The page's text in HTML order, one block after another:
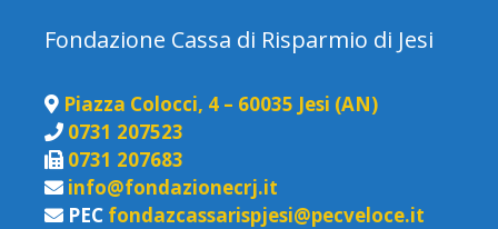
Fondazione Cassa di Risparmio di Jesi
Piazza Colocci, 4 – 60035 Jesi (AN)
0731 207523
0731 207683
info@fondazionecrj.it
PEC fondazcassarispjesi@pecveloce.it